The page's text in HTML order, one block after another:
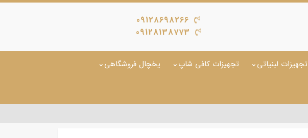
09128698266
09128138773
تجهیزات لبنیاتی تجهیزات کافی شاپ یخچال فروشگاهی